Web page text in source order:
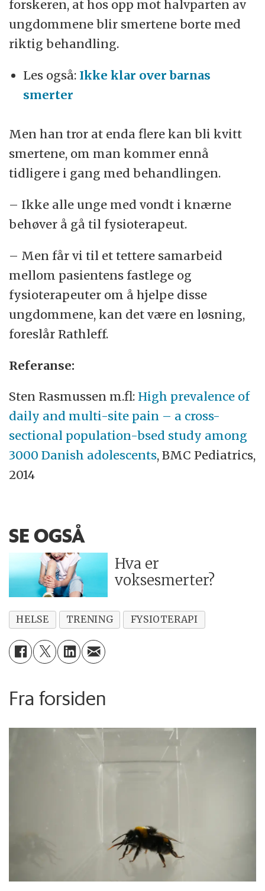
forskeren, at hos opp mot halvparten av
ungdommene blir smertene borte med
riktig behandling.
Les også: Ikke klar over barnas
smerter
Men han tror at enda flere kan bli kvitt
smertene, om man kommer ennå
tidligere i gang med behandlingen.
– Ikke alle unge med vondt i knærne
behøver å gå til fysioterapeut.
– Men får vi til et tettere samarbeid
mellom pasientens fastlege og
fysioterapeuter om å hjelpe disse
ungdommene, kan det være en løsning,
foreslår Rathleff.
Referanse:
Sten Rasmussen m.fl: High prevalence of
daily and multi-site pain – a cross-
sectional population-bsed study among
3000 Danish adolescents, BMC Pediatrics,
2014
SE OGSÅ
Hva er
voksesmerter?
HELSE TRENING FYSIOTERAPI
Fra forsiden